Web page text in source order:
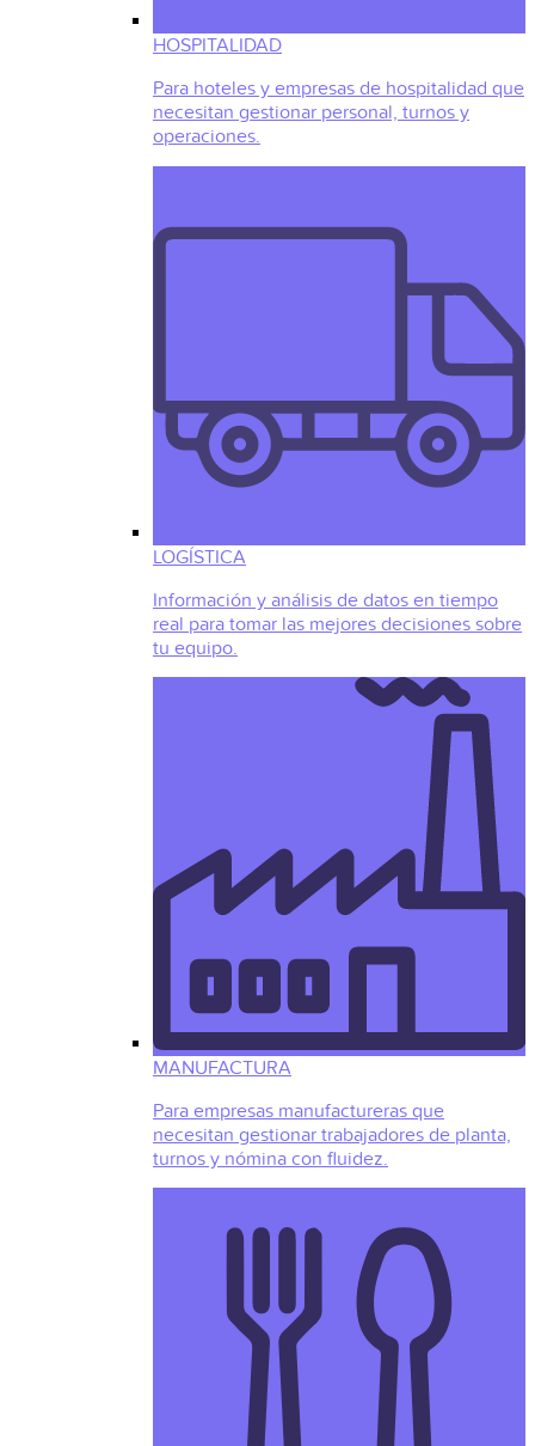
HOSPITALIDAD
Para hoteles y empresas de hospitalidad que
necesitan gestionar personal, turnos y
operaciones.
LOGÍSTICA
Información y análisis de datos en tiempo
real para tomar las mejores decisiones sobre
tu equipo.
MANUFACTURA
Para empresas manufactureras que
necesitan gestionar trabajadores de planta,
turnos y nómina con fluidez.